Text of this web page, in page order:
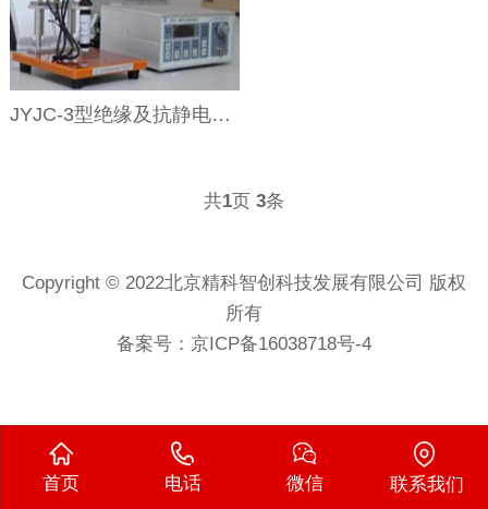
JYJC-3型绝缘及抗静电材料电阻率及表面电阻测试仪
共1页 3条
Copyright © 2022北京精科智创科技发展有限公司 版权
所有
备案号： 京ICP备16038718号-4
首页 电话 微信 联系我们